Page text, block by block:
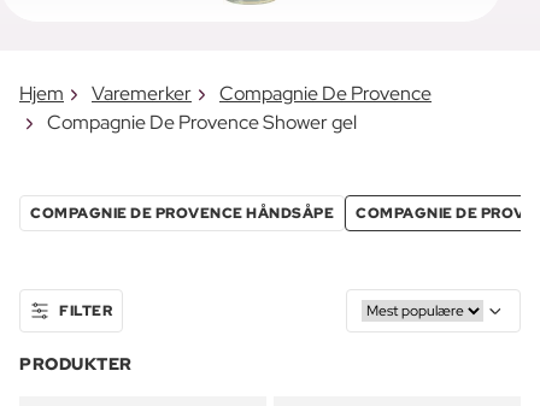
Hjem Varemerker
Compagnie De Provence
Compagnie De Provence Shower gel
COMPAGNIE DE PROVENCE HÅNDSÅPE COMPAGNIE DE
FILTER
PRODUKTER